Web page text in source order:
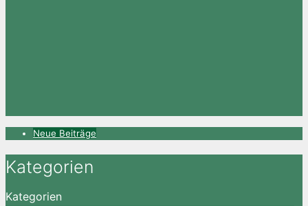
Neue Beiträge
Kategorien
Kategorien